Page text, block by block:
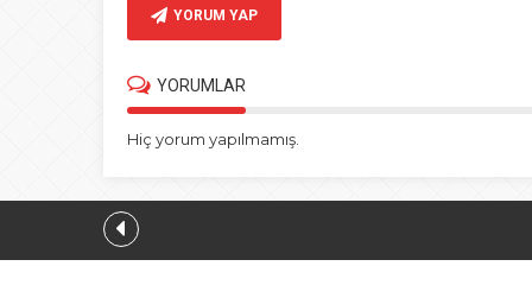
YORUM YAP
YORUMLAR
Hiç yorum yapılmamış.